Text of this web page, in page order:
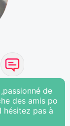
de
des amis po
hésitez pas à